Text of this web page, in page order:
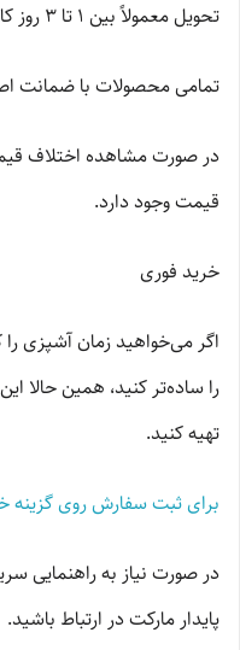
تحویل معمولاً بین 1 تا 3 روز کاری زمان می‌برد.
تمامی محصولات با ضمانت
در صورت مشاهده اختلاف
قیمت وجود دارد.
خرید فوری
اگر می‌خواهید زمان آشپزی
را ساده‌تر کنید، همین حالا
تهیه کنید.
برای ثبت سفارش روی گزینه
در صورت نیاز به راهنمایی
پایدار مارکت در ارتباط باشید.